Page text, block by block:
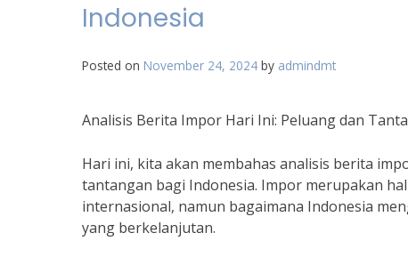
Indonesia
Posted on November 24, 2024 by admindmt
Analisis Berita Impor Hari Ini: Peluang dan
Hari ini, kita akan membahas analisis berita
tantangan bagi Indonesia. Impor merupakan hal
internasional, namun bagaimana Indonesia
yang berkelanjutan.